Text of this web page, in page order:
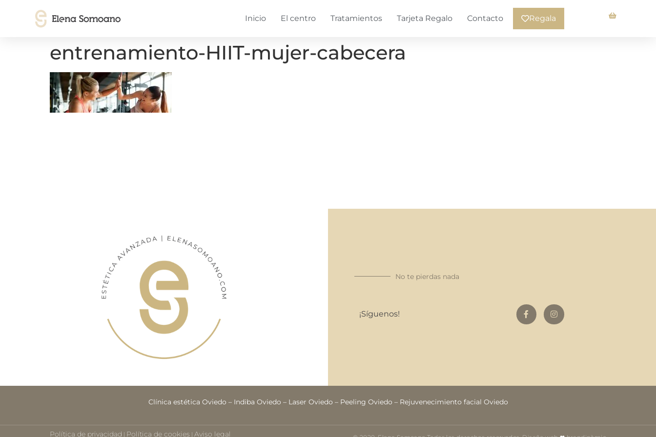
Inicio El centro Tratamientos Tarjeta Regalo Contacto Regala
entrenamiento-HIIT-mujer-cabecera
No te pierdas nada
¡Síguenos!
Clínica estética Oviedo – Indiba Oviedo – Laser Oviedo – Peeling Oviedo – Rejuvenecimiento facial Oviedo
Política de privacidad | Política de cookies | Aviso legal